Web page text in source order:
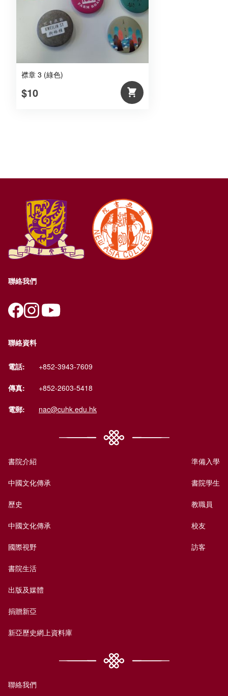
襟章 3 (綠色)
$10
聯絡我們
聯絡資料
電話: +852-3943-7609
傳真: +852-2603-5418
電郵: nac@cuhk.edu.hk
書院介紹
中國文化傳承
歷史
中國文化傳承
國際視野
書院生活
出版及媒體
捐贈新亞
新亞歷史網上資料庫
準備入學
書院學生
教職員
校友
訪客
聯絡我們